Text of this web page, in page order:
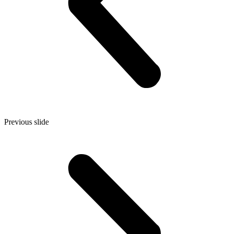
Previous slide